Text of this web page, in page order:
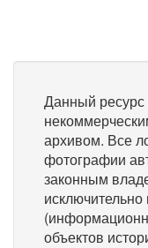
Данный
архивом. Все
фотографии
законным
объектов